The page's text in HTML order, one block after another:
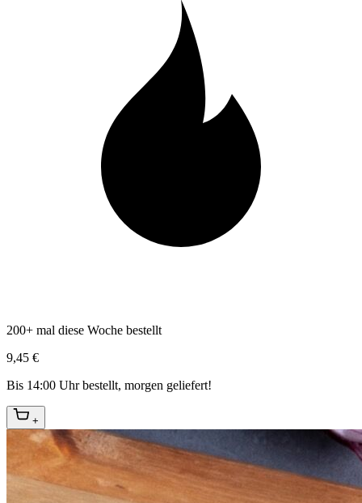
200+ mal diese Woche bestellt
9,45 €
Bis 14:00 Uhr bestellt, morgen geliefert!
+